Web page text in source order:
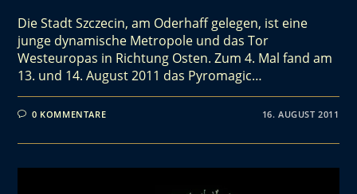
Die Stadt Szczecin, am Oderhaff gelegen, ist eine
junge dynamische Metropole und das Tor
Westeuropas in Richtung Osten. Zum 4. Mal fand am
13. und 14. August 2011 das Pyromagic…
0 KOMMENTARE 16. AUGUST 2011